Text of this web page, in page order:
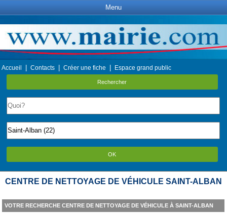
Menu
Accueil Contacts Créer une fiche Espace grand public
Rechercher
OK
CENTRE DE NETTOYAGE DE VÉHICULE SAINT-ALBAN
VOTRE RECHERCHE CENTRE DE NETTOYAGE DE VÉHICULE À SAINT-ALBAN